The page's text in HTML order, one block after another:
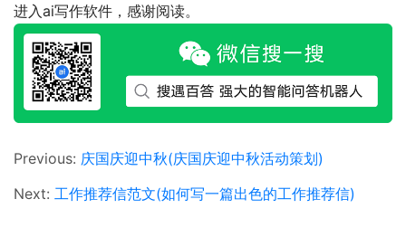
进入ai写作软件，感谢阅读。
Previous: 庆国庆迎中秋(庆国庆迎中秋活动策划)
Next: 工作推荐信范文(如何写一篇出色的工作推荐信)